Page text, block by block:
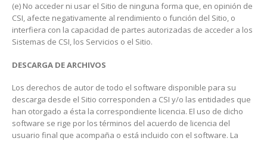
(e) No acceder ni usar el Sitio de ninguna forma que, en opinión de
CSI, afecte negativamente al rendimiento o función del Sitio, o
interfiera con la capacidad de partes autorizadas de acceder a los
Sistemas de CSI, los Servicios o el Sitio.
DESCARGA DE ARCHIVOS
Los derechos de autor de todo el software disponible para su
descarga desde el Sitio corresponden a CSI y/o las entidades que
han otorgado a ésta la correspondiente licencia. El uso de dicho
software se rige por los términos del acuerdo de licencia del
usuario final que acompaña o está incluido con el software. La